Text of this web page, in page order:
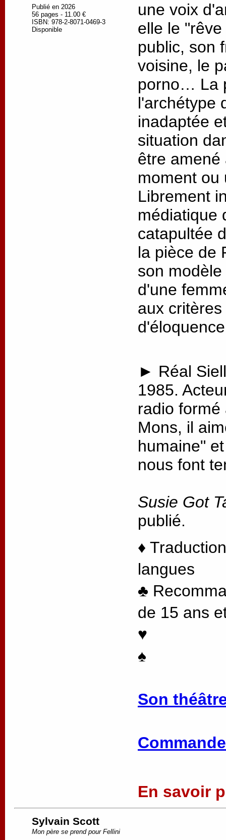
Publié en 2026
56 pages - 11.00 €
ISBN: 978-2-8071-0469-3
Disponible
une voix
elle le
public, son
voisine, le
porno… La
l'archétype
inadaptée
situation
être amené
moment ou
Librement
médiatique
catapultée
la pièce de
son
d'une
aux
► Réal
1985.
radio
Mons, il
humaine"
nous font
Susie Got
publié.
♦
langues
♣
de 15 ans
♥
♠
Son
En savoir
Sylvain Scott
Mon père se prend pour Fellini